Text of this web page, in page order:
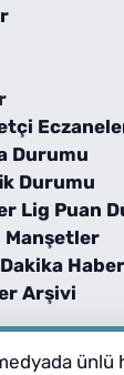
Durumu
Durumu
Lig Puan
Manşetler
Arşivi
ünlü